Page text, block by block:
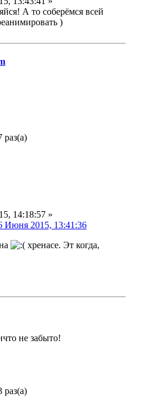
А то соберёмся всей
)
раз(а)
14:18:57 »
Июня 2015, 13:41:36
хренасе. Эт когда,
не забыто!
раз(а)